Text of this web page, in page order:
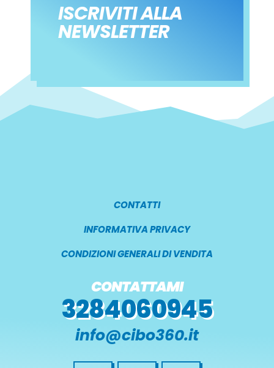
ISCRIVITI ALLA
NEWSLETTER
CONTATTI
INFORMATIVA PRIVACY
CONDIZIONI GENERALI DI VENDITA
CONTATTAMI
3284060945
info@cibo360.it